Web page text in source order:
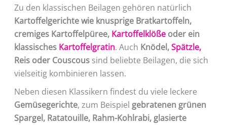
Zu den klassischen Beilagen gehören natürlich
Kartoffelgerichte wie knusprige Bratkartoffeln,
cremiges Kartoffelpüree, Kartoffelklößeoder ein
klassisches Kartoffelgratin. Auch Knödel,Spätzle,
Reis oder Couscoussind beliebte Beilagen, die sich
vielseitig kombinieren lassen.
Neben diesen Klassikern findest du viele leckere
Gemüsegerichte, zum Beispiel gebratenen grünen
Spargel, Ratatouille, Rahm-Kohlrabi, glasierte